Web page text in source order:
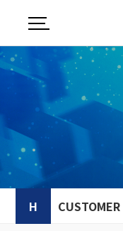
H CUSTOMER